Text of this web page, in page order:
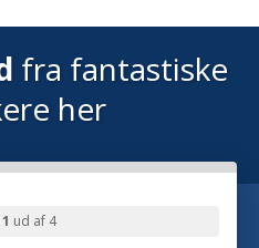
fra fantastiske
her
ud af 4